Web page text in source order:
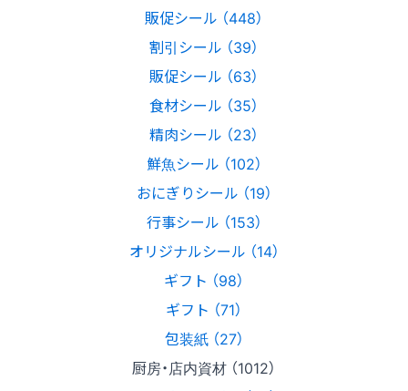
販促シール （448）
割引シール （39）
販促シール （63）
食材シール （35）
精肉シール （23）
鮮魚シール （102）
おにぎりシール （19）
行事シール （153）
オリジナルシール （14）
ギフト （98）
ギフト （71）
包装紙 （27）
厨房・店内資材 （1012）